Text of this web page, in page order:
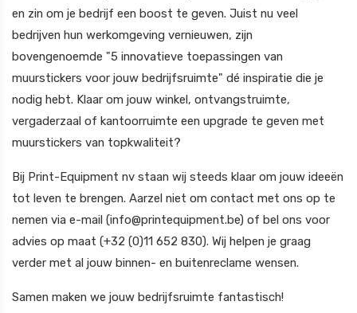
en zin om je bedrijf een boost te geven. Juist nu veel
bedrijven hun werkomgeving vernieuwen, zijn
bovengenoemde "5 innovatieve toepassingen van
muurstickers voor jouw bedrijfsruimte" dé inspiratie die je
nodig hebt. Klaar om jouw winkel, ontvangstruimte,
vergaderzaal of kantoorruimte een upgrade te geven met
muurstickers van topkwaliteit?
Bij Print-Equipment nv staan wij steeds klaar om jouw ideeën
tot leven te brengen. Aarzel niet om contact met ons op te
nemen via e-mail (info@printequipment.be) of bel ons voor
advies op maat (+32 (0)11 652 830). Wij helpen je graag
verder met al jouw binnen- en buitenreclame wensen.
Samen maken we jouw bedrijfsruimte fantastisch!